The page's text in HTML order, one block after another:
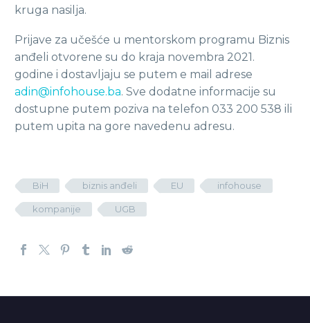
kruga nasilja.
Prijave za učešće u mentorskom programu Biznis
anđeli otvorene su do kraja novembra 2021.
godine i dostavljaju se putem e mail adrese
adin@infohouse.ba. Sve dodatne informacije su
dostupne putem poziva na telefon 033 200 538 ili
putem upita na gore navedenu adresu.
BiH biznis anđeli EU infohouse
kompanije UGB